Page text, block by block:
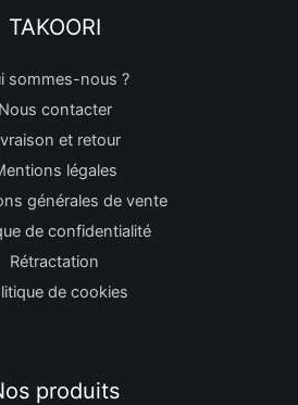
TAKOORI
sommes-nous ?
Nous contacter
et retour
légales
générales de vente
de confidentialité
Rétractation
de cookies
produits